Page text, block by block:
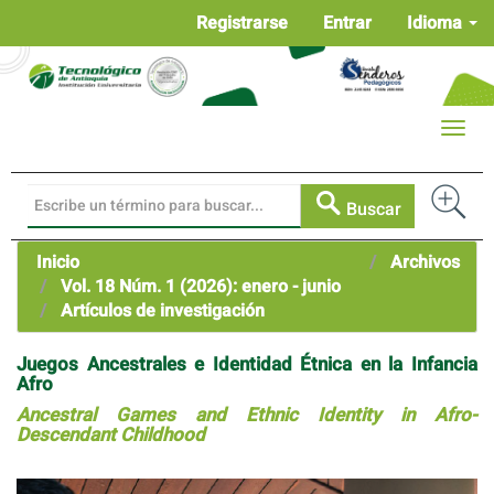
Contenido
principal
Idioma
Registrarse Entrar
Buscar
Toggle
Inicio
Archivos
Vol. 18 Núm. 1 (2026): enero - junio
Artículos de investigación
Juegos Ancestrales e Identidad Étnica en la Infancia
Afro
Ancestral Games and Ethnic Identity in Afro-
Descendant Childhood
Barra